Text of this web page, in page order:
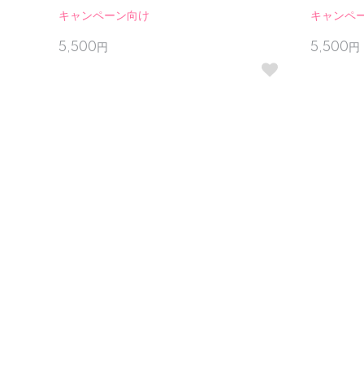
キャンペーン向け
5,500円
キャンペ
5,500円